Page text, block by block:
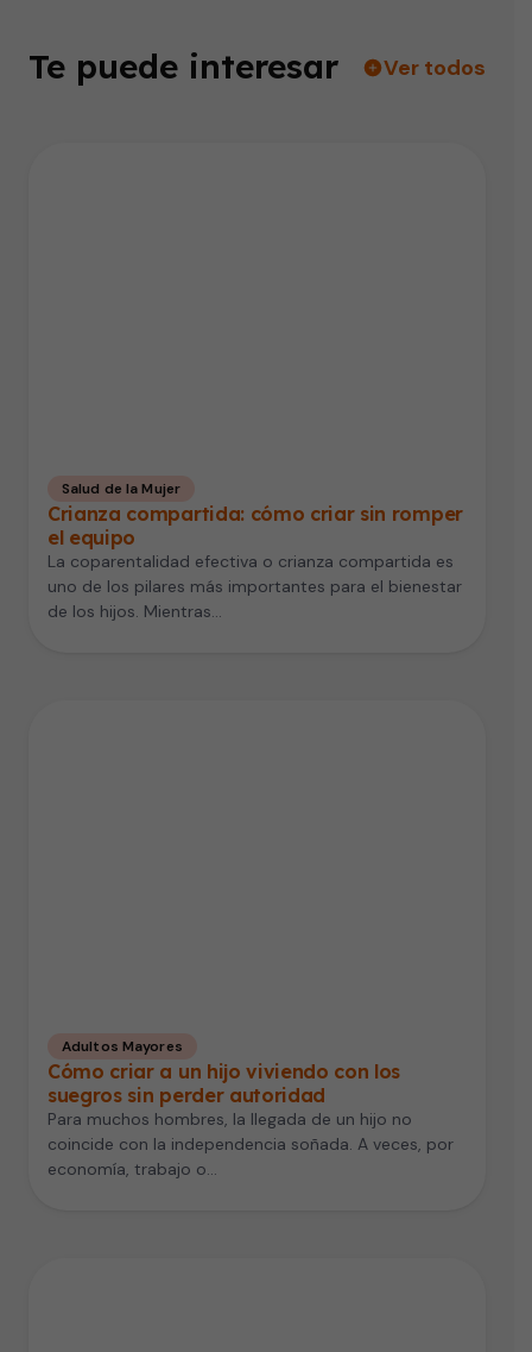
Te puede interesar Ver todos
Salud de la Mujer
Crianza compartida: cómo criar sin romper
el equipo
La coparentalidad efectiva o crianza compartida es
uno de los pilares más importantes para el bienestar
de los hijos. Mientras…
Adultos Mayores
Cómo criar a un hijo viviendo con los
suegros sin perder autoridad
Para muchos hombres, la llegada de un hijo no
coincide con la independencia soñada. A veces, por
economía, trabajo o…